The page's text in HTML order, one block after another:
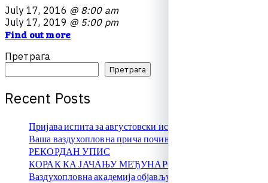
July 17, 2016 @ 8:00 am
July 17, 2019 @ 5:00 pm
Find out more
Претрага
Претрага
Recent Posts
Пријава испита за августовски испитни рок
Ваша ваздухопловна прича почиње овде!
РЕКОРДАН УПИС
КОРАК КА ЈАЧАЊУ МЕЂУНАРОДНЕ САРАДЊЕ
Ваздухопловна академија објављује упис на � …